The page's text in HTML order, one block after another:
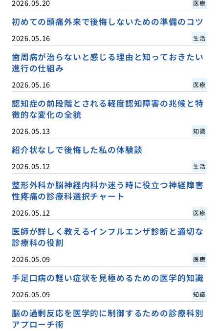
2026.05.20 医療
初めての頭痛外来で後悔しないための準備のコツ
2026.05.16 生活
歯周病が治らないと感じる理由と知っておきたい
進行の仕組み
2026.05.16 医療
認知症の前段階とされる軽度認知障害の兆候と特
徴的な変化の全貌
2026.05.13 知識
紹介状なしで後悔した私の体験談
2026.05.12 生活
整形外科か脳神経内科か迷う時に役立つ神経障害
性疼痛の診療科選択チャート
2026.05.12 医療
医師が詳しく教えるインフルエンザ診断と適切な
診療科の役割
2026.05.09 医療
手足口病の軽い症状を見極めるための医学的知識
2026.05.09 知識
脳の過剰反応を医学的に制御するための診療科別
アプローチ術